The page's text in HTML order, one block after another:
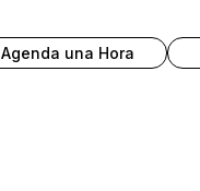
Agenda una Hora